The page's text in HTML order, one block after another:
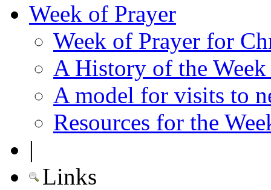
Week of Prayer
Week of Prayer for
A History of the
A model for visits to
Resources for the
|
Links